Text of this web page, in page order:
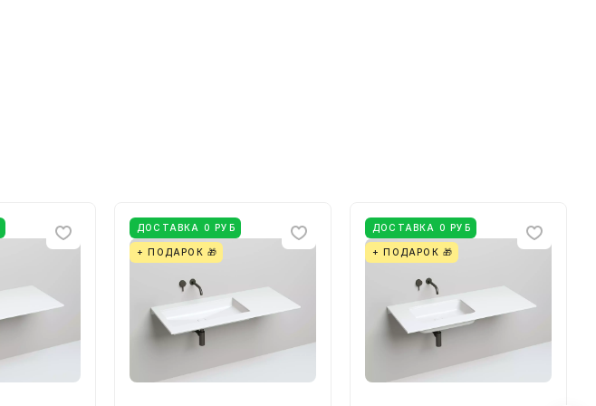
ДОСТАВКА 0 РУБ
+ ПОДАРОК 🎁
ДОСТАВКА 0 РУБ
+ ПОДАРОК 🎁